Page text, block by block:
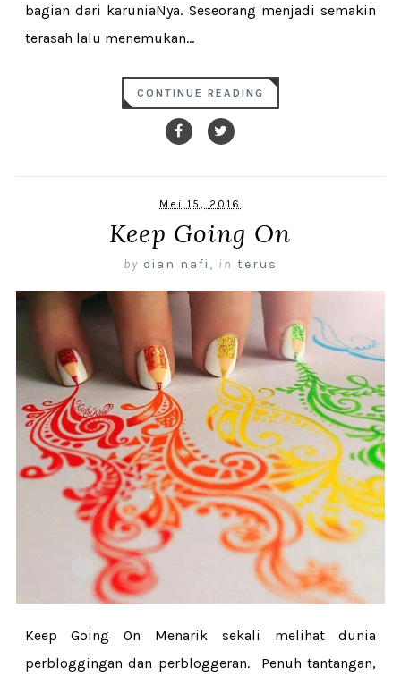
bagian dari karuniaNya. Seseorang menjadi semakin
terasah lalu menemukan...
CONTINUE READING
Mei 15, 2016
Keep Going On
by dian nafi , in terus
Keep Going On Menarik sekali melihat dunia
perbloggingan dan perbloggeran. Penuh tantangan,